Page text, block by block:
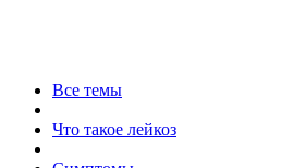
Все темы
Что такое лейкоз